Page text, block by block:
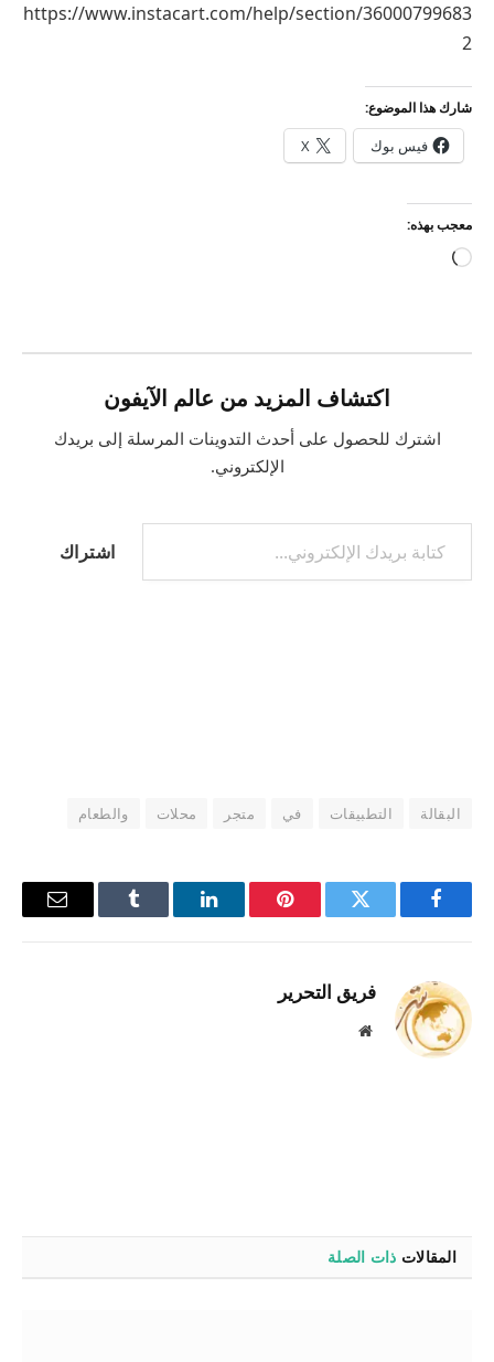
https://www.instacart.com/help/section/36000799683
2
شارك هذا الموضوع:
فيس بوك X
معجب بهذه:
جاري
اكتشاف المزيد من عالم الآيفون
اشترك للحصول على أحدث التدوينات المرسلة إلى بريدك
الإلكتروني.
كتابة بريدك الإلكتروني...
اشتراك
البقالة التطبيقات في متجر محلات والطعام
فيسبوك تويتر بينتيريستلينكدإن Tumblr
البريد
فريق التحرير
موقع
المقالات ذات الصلة